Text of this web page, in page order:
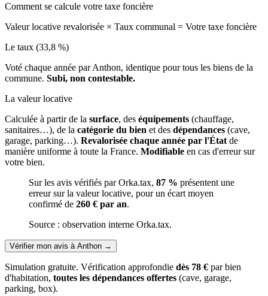
Comment se calcule votre taxe foncière
Valeur locative revalorisée × Taux communal = Votre taxe foncière
Le taux (33,8 %)
Voté chaque année par Anthon, identique pour tous les biens de la
commune. Subi, non contestable.
La valeur locative
Calculée à partir de la surface, des équipements (chauffage,
sanitaires…), de la catégorie du bien et des dépendances (cave,
garage, parking…). Revalorisée chaque année par l'État de
manière uniforme à toute la France. Modifiable en cas d'erreur sur
votre bien.
Sur les avis vérifiés par Orka.tax, 87 % présentent une
erreur sur la valeur locative, pour un écart moyen
confirmé de 260 € par an.
Source : observation interne Orka.tax.
Vérifier mon avis à Anthon →
Simulation gratuite. Vérification approfondie dès 78 € par bien
d'habitation, toutes les dépendances offertes (cave, garage,
parking, box).